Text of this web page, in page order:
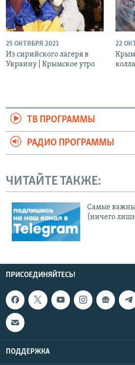
25 ОКТЯБРЯ 2021
Из сирийского лагеря в
Украину | Крымское утро
22
Крым
ТВ ПРОГРАММЫ
РАДИО ПРОГРАММЫ
ЧИТАЙТЕ ТАКЖЕ:
Cамые
(ничего
ПРИСОЕДИНЯЙТЕСЬ!
ПОДДЕРЖКА